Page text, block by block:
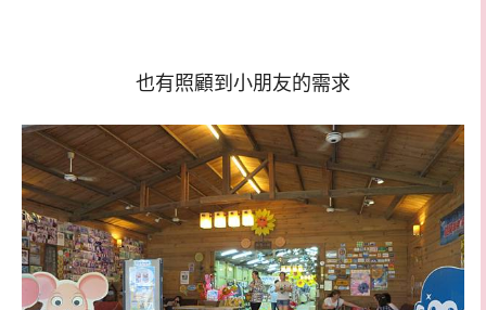
也有照顧到小朋友的需求